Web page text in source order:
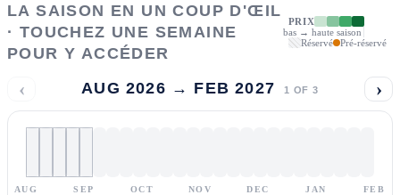
LA SAISON EN UN COUP D'ŒIL
· TOUCHEZ UNE SEMAINE
POUR Y ACCÉDER
PRIX
bas → haute saison
Réservé
Pré-réservé
‹ AUG 2026 → FEB 2027 1 OF 3 ›
AUG SEP OCT NOV DEC JAN FEB